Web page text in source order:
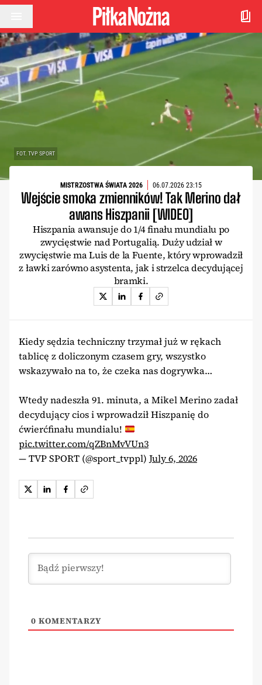
Przejdź do treści
FOT. TVP SPORT
MISTRZOSTWA ŚWIATA 2026 06.07.2026 23:15
Wejście smoka zmienników! Tak Merino dał
awans Hiszpanii [WIDEO]
Hiszpania awansuje do 1/4 finału mundialu po
zwycięstwie nad Portugalią. Duży udział w
zwycięstwie ma Luis de la Fuente, który wprowadził
z ławki zarówno asystenta, jak i strzelca decydującej
bramki.
Kiedy sędzia techniczny trzymał już w rękach
tablicę z doliczonym czasem gry, wszystko
wskazywało na to, że czeka nas dogrywka…
Wtedy nadeszła 91. minuta, a Mikel Merino zadał
decydujący cios i wprowadził Hiszpanię do
ćwierćfinału mundialu!
pic.twitter.com/qZBnMvVUn3
— TVP SPORT (@sport_tvppl) July 6, 2026
0 KOMENTARZY